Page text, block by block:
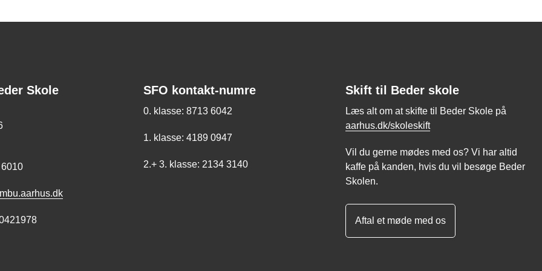
Skole SFO kontakt-numre
0. klasse: 8713 6042
1. klasse: 4189 0947
2.+ 3. klasse: 2134 3140
Skift til Beder skole
Læs alt om at skifte til Beder Skole på
aarhus.dk/skoleskift
Vil du gerne mødes med os? Vi har altid
kaffe på kanden, hvis du vil besøge Beder
Skolen.
Aftal et møde med os